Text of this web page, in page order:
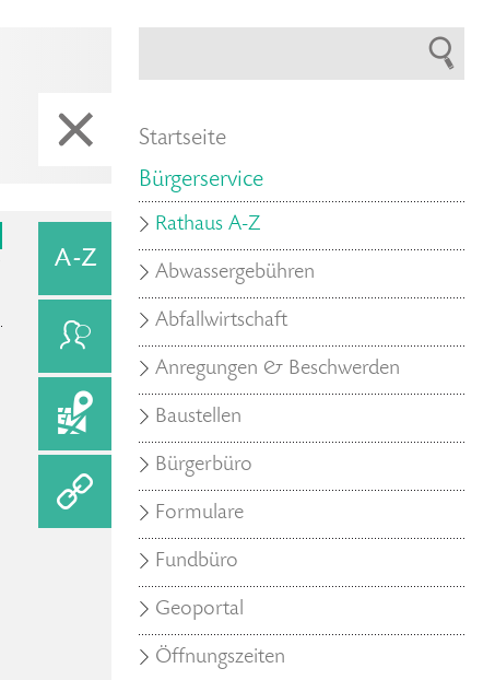
Startseite
Bürgerservice
Rathaus A-Z
Abwassergebühren
Abfallwirtschaft
Anregungen & Beschwerden
Baustellen
Bürgerbüro
Formulare
Fundbüro
Geoportal
Öffnungszeiten